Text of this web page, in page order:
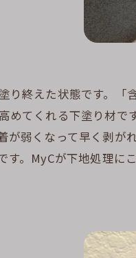
り終えた状態です。
めてくれる下塗り材
が弱くなって早く剥
す。MyCが下地処理